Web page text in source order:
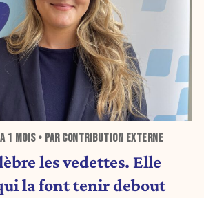
1 MOIS• PAR CONTRIBUTION EXTERNE
les vedettes. Elle
la font tenir debout